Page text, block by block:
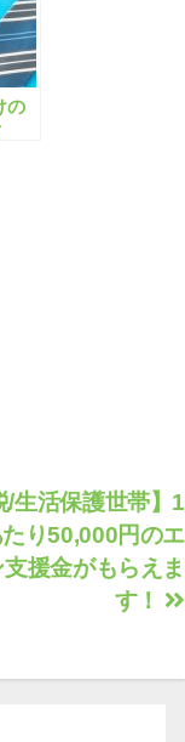
の
/生活保護世帯】1
り50,000円のエ
援金がもらえま
す！